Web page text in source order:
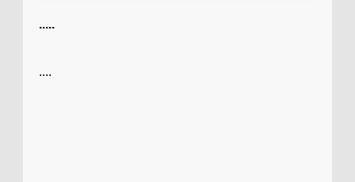
.....
....